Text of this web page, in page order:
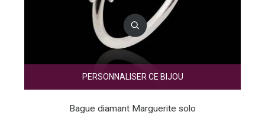
PERSONNALISER CE BIJOU
Bague diamant Marguerite solo